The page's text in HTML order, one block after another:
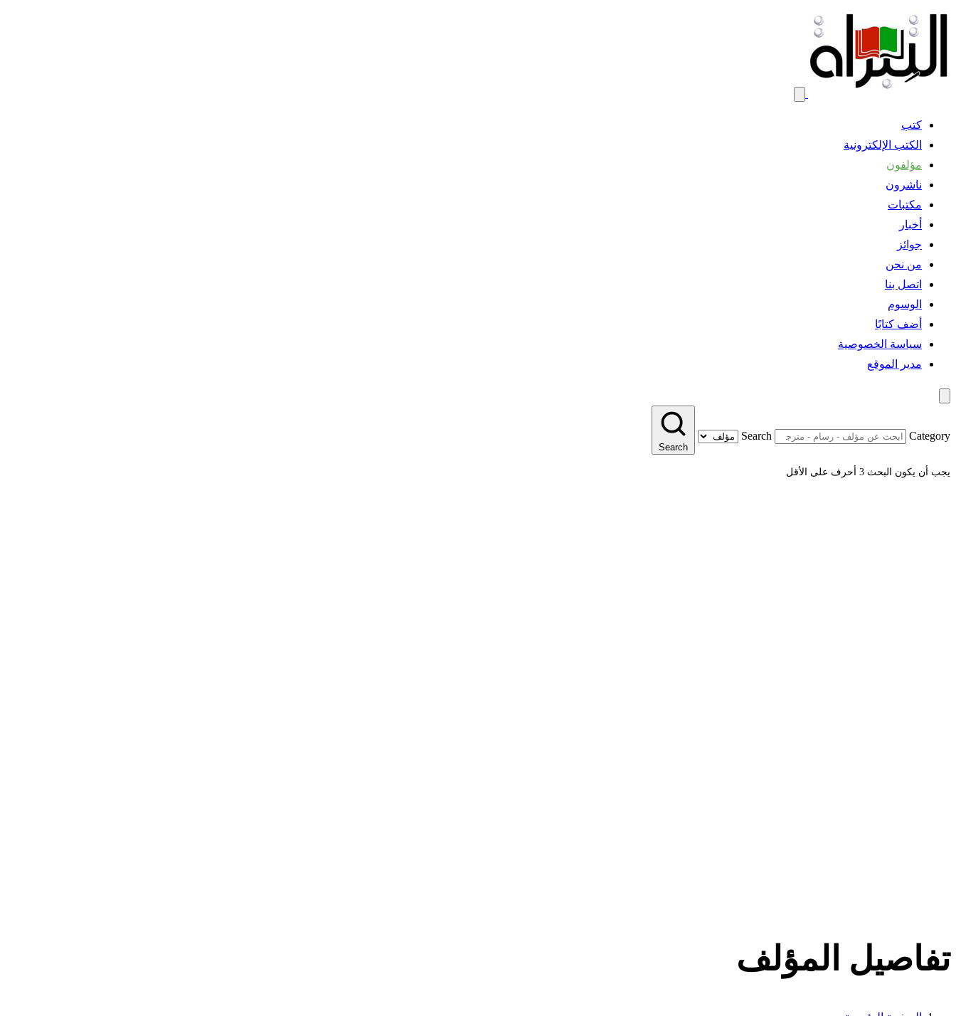
كتب
الكتب الإلكترونية
مؤلفون
ناشرون
مكتبات
أخبار
جوائز
من نحن
اتصل بنا
الوسوم
أضف كتابًا
سياسة الخصوصية
مدير الموقع
Search Category
Search
يجب أن يكون البحث 3 أحرف على الأقل
تفاصيل المؤلف